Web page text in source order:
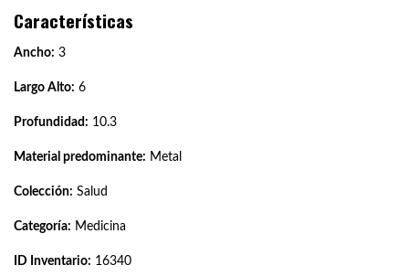
Características
Ancho: 3
Largo Alto: 6
Profundidad: 10.3
Material predominante: Metal
Colección: Salud
Categoría: Medicina
ID Inventario: 16340